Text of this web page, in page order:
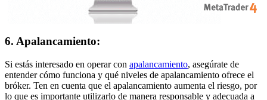
6. Apalancamiento:
Si estás interesado en operar con apalancamiento, asegúrate de
entender cómo funciona y qué niveles de apalancamiento ofrece el
bróker. Ten en cuenta que el apalancamiento aumenta el riesgo, por
lo que es importante utilizarlo de manera responsable y adecuada a